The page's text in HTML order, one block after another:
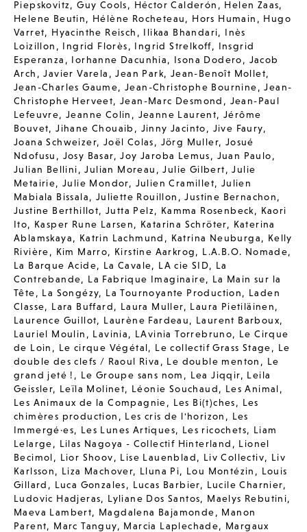
Piepskovitz,Guy Cools, Héctor Calderón , Helen Zaas,
Helene Beutin, Hélène Rocheteau, Hors Humain , Hugo
Varret, Hyacinthe Reisch , Ilikaa Bhandari, Inès
Loizillon , Ingrid Florès, Ingrid Strelkoff, Insgrid
Esperanza , Iorhanne Dacunhia, Isona Dodero, Jacob
Arch ,Javier Varela ,Jean Park, Jean-Benoît Mollet,
Jean-Charles Gaume,Jean-Christophe Bournine,Jean-
Christophe Herveet,Jean-Marc Desmond , Jean-Paul
Lefeuvre,Jeanne Colin , Jeanne Laurent,Jérôme
Bouvet,Jihane Chouaib , Jinny Jacinto, Jive Faury,
Joana Schweizer, Joël Colas, Jörg Muller, Josué
Ndofusu , Josy Basar,Joy Jaroba Lemus, Juan Paulo,
Julian Bellini,Julian Moreau ,Julie Gilbert,Julie
Metairie,Julie Mondor, Julien Cramillet, Julien
Mabiala Bissala, Juliette Rouillon ,Justine Bernachon,
Justine Berthillot,Jutta Pelz, Kamma Rosenbeck, Kaori
Ito, Kasper Rune Larsen, Katarina Schröter, Katerina
Ablamskaya, Katrin Lachmund , Katrina Neuburga, Kelly
Rivière, Kim Marro, Kirstine Aarkrog, L.A.B.O. Nomade,
La Barque Acide, La Cavale, LA cie SID, La
Contrebande, La Fabrique Imaginaire, La Main sur la
Tête, La Songézy, La Tournoyante Production, Laden
Classe, Lara Buffard, Laura Muller, Laura Pietiläinen,
Laurence Guillot, Laurène Fardeau, Laurent Barboux,
Lauriel Moulin , Lavinia, LAvinia Torrebruno, Le Cirque
de Loin , Le cirque Végétal, Le collectif Grass Stage, Le
double des clefs / Raoul Riva , Le double menton , Le
grand jeté ! , Le Groupe sans nom , Lea Jiqqir, Leila
Geissler, Leïla Molinet, Léonie Souchaud, Les Animal,
Les Animaux de la Compagnie, Les Bi(t)ches, Les
chimères production , Les cris de l'horizon , Les
Immergé·es, Les Lunes Artiques, Les ricochets, Liam
Lelarge, Lilas Nagoya - Collectif Hinterland , Lionel
Becimol, Lior Shoov, Lise Lauenblad, Liv Collectiv, Liv
Karlsson, Liza Machover, Lluna Pi, Lou Montézin , Louis
Gillard , Luca Gonzales, Lucas Barbier, Lucile Charnier,
Ludovic Hadjeras, Lyliane Dos Santos, Maelys Rebutini,
Maeva Lambert, Magdalena Bajamonde, Manon
Parent, Marc Tanguy, Marcia Laplechade, Margaux